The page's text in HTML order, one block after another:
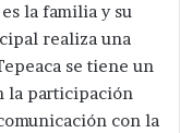
la familia y su
realiza una
se tiene un
la participación
con la